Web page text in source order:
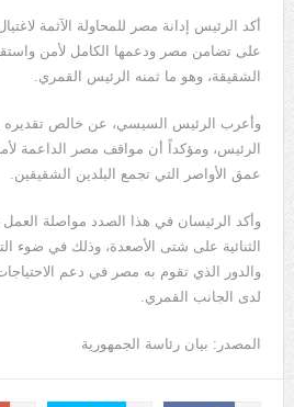
أكد الرئيس إدانة مصر للمحاولة الآثمة
على تضامن مصر ودعمها الكامل لأمن
الشقيقة، وهو ما ثمنه الرئيس القمري.
وأعرب الرئيس السيسي، عن خالص تقديره
الرئيس، ومؤكداً أن مواقف مصر الداعمة
عمق الأواصر التي تجمع البلدين الشقيقين.
وأكد الرئيسان في هذا الصدد مواصلة العمل
الثنائية على شتى الأصعدة، وذلك في ضوء
والدور الذي تقوم به مصر في دعم الاحتياجات
لدى الجانب القمري.
المصدر: بيان رئاسة الجمهورية